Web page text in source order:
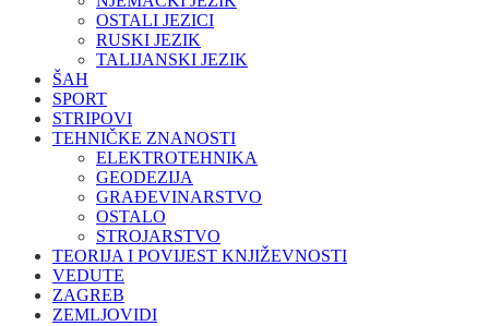
OSTALI JEZICI
RUSKI JEZIK
TALIJANSKI JEZIK
ŠAH
SPORT
STRIPOVI
TEHNIČKE ZNANOSTI
ELEKTROTEHNIKA
GEODEZIJA
GRAĐEVINARSTVO
OSTALO
STROJARSTVO
TEORIJA I POVIJEST KNJIŽEVNOSTI
VEDUTE
ZAGREB
ZEMLJOVIDI